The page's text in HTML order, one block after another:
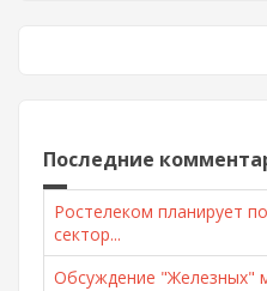
Последние
Ростелеком планирует
сектор...
Обсуждение "Железных"